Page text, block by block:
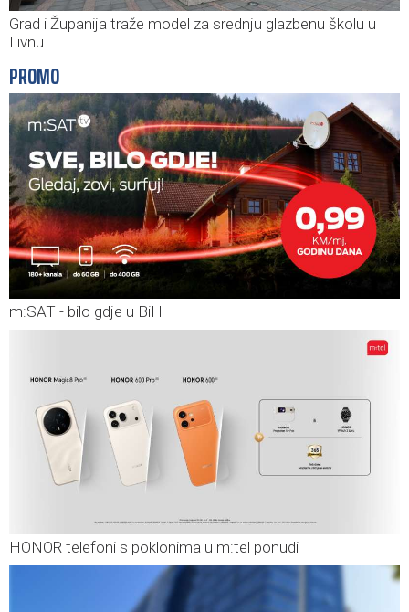
Grad i Županija traže model za srednju glazbenu školu u
Livnu
PROMO
m:SAT - bilo gdje u BiH
HONOR telefoni s poklonima u m:tel ponudi